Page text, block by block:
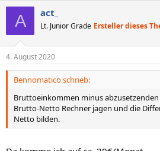
A act_
Lt. Junior Grade Ersteller dieses
4. August 2020
Bennomatico schrieb:
Bruttoeinkommen minus
Brutto-Netto Rechner jagen und die
Netto bilden.